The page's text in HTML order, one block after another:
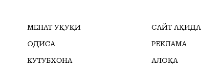
МЕҲНАТ ҲУҚУҚИ
ҲОДИСА
КУТУБХОНА
САЙТ ҲАҚИДА
РЕКЛАМА
АЛОҚА